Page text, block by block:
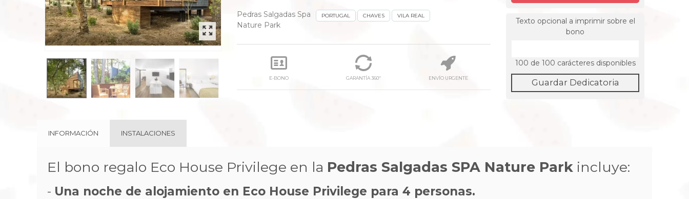
Pedras Salgadas Spa
Nature Park
PORTUGAL CHAVES VILA REAL
E-BONO GARANTÍA 360º ENVÍO URGENTE
Texto opcional a imprimir sobre el
bono
100 de 100 carácteres disponibles
Guardar Dedicatoria
INFORMACIÓN INSTALACIONES
El bono regalo Eco House Privilege en la Pedras Salgadas SPA Nature Park incluye:
- Una noche de alojamiento en Eco House Privilege para 4 personas.